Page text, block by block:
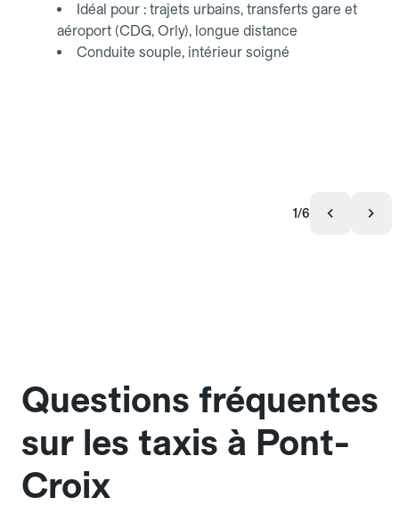
Idéal pour : trajets urbains, transferts gare et
aéroport (CDG, Orly), longue distance
Conduite souple, intérieur soigné
1/6
Questions fréquentes
sur les taxis à Pont-
Croix